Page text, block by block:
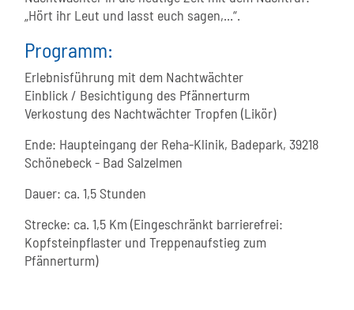
„Hört ihr Leut und lasst euch sagen,...“.
Programm:
Erlebnisführung mit dem Nachtwächter
Einblick / Besichtigung des Pfännerturm
Verkostung des Nachtwächter Tropfen (Likör)
Ende: Haupteingang der Reha-Klinik, Badepark, 39218
Schönebeck - Bad Salzelmen
Dauer: ca. 1,5 Stunden
Strecke: ca. 1,5 Km (Eingeschränkt barrierefrei:
Kopfsteinpflaster und Treppenaufstieg zum
Pfännerturm)